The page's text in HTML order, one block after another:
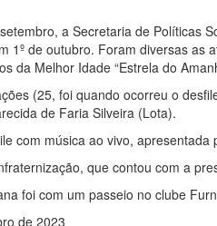
a Secretaria de Políticas
1º de outubro. Foram diversas
da Melhor Idade “Estrela do
(25, foi quando ocorreu o
de Faria Silveira (Lota).
com música ao vivo,
que contou com a
foi com um passeio no clube
de 2023